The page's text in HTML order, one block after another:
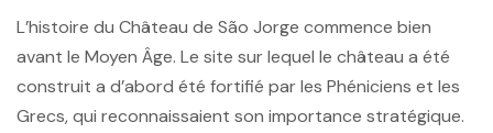
L’histoire du Château de São Jorge commence bien
avant le Moyen Âge. Le site sur lequel le château a été
construit a d’abord été fortifié par les Phéniciens et les
Grecs, qui reconnaissaient son importance stratégique.